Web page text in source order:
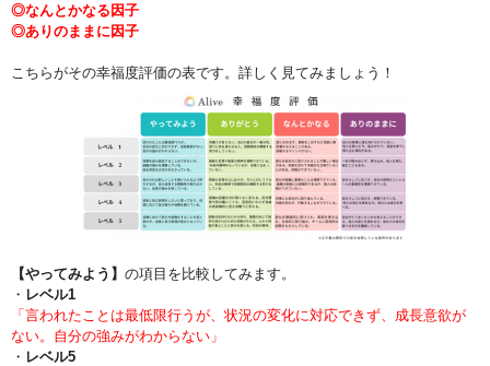
◎なんとかなる因子
◎ありのままに因子
こちらがその幸福度評価の表です。詳しく見てみましょう！
【やってみよう】 の項目を比較してみます。
・ レベル1
「言われたことは最低限行うが、状況の変化に対応できず、成長意欲が
ない。自分の強みがわからない」
・ レベル5